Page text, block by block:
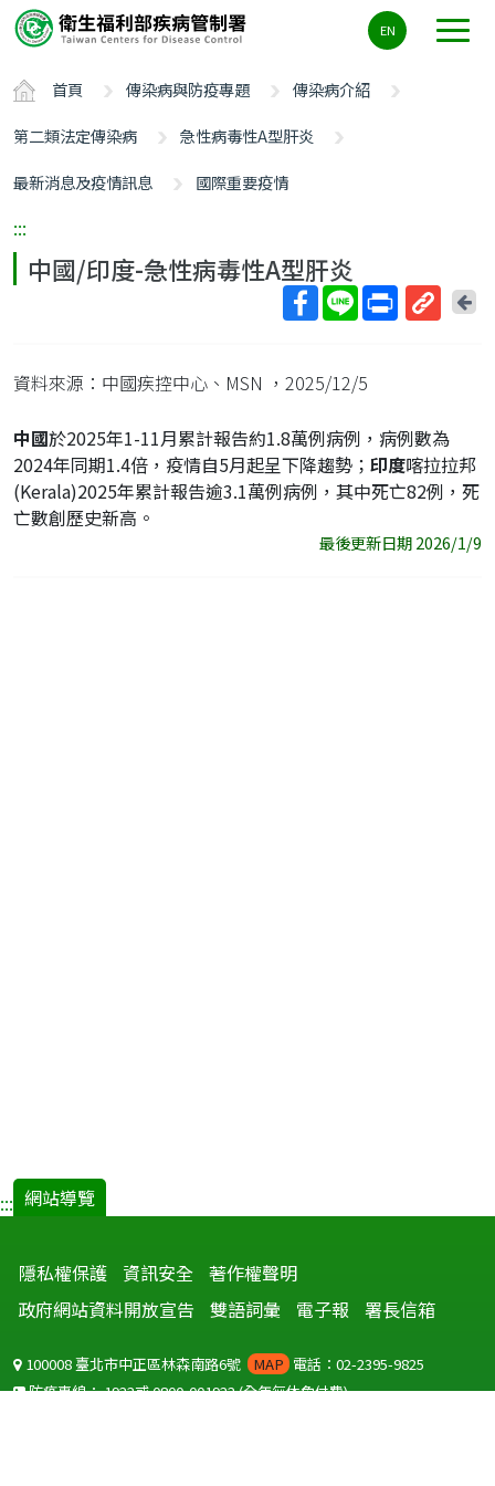
要
容
ALT+C
EN
首頁 傳染病與防疫專題
傳染病介紹
第二類法定傳染病
急性病毒性A型肝炎
最新消息及疫情訊息
國際重要疫情
:::
中國/印度-急性病毒性A型肝炎
址
回
資料來源：中國疾控中心、MSN ，2025/12/5
中國於2025年1-11月累計報告約1.8萬例病例，病例數為
2024年同期1.4倍，疫情自5月起呈下降趨勢； 印度喀拉拉邦
(Kerala)2025年累計報告逾3.1萬例病例，其中死亡82例，死
亡數創歷史新高。
最後更新日期 2026/1/9
::: 網站導覽
隱私權保護 資訊安全 著作權聲明
政府網站資料開放宣告
雙語詞彙 電子報 署長信箱
100008 臺北市中正區林森南路6號 MAP 電話：02-2395-9825
防疫專線：1922或0800-001922(全年無休免付費)